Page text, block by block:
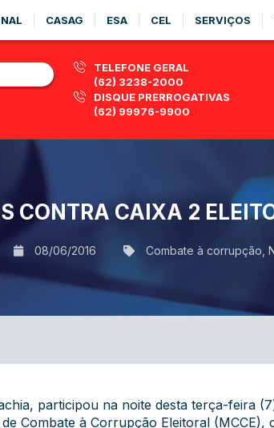
CASAG ESA CEL SERVIÇOS
TELEFONE GERAL
(62) 3238-2000
DISQUE PRERROGATIVAS
(62) 99976-9900
CONTRA CAIXA 2
08/06/2016 Combate à corrupção
participou na noite desta terça-feira
Combate à Corrupção Eleitoral